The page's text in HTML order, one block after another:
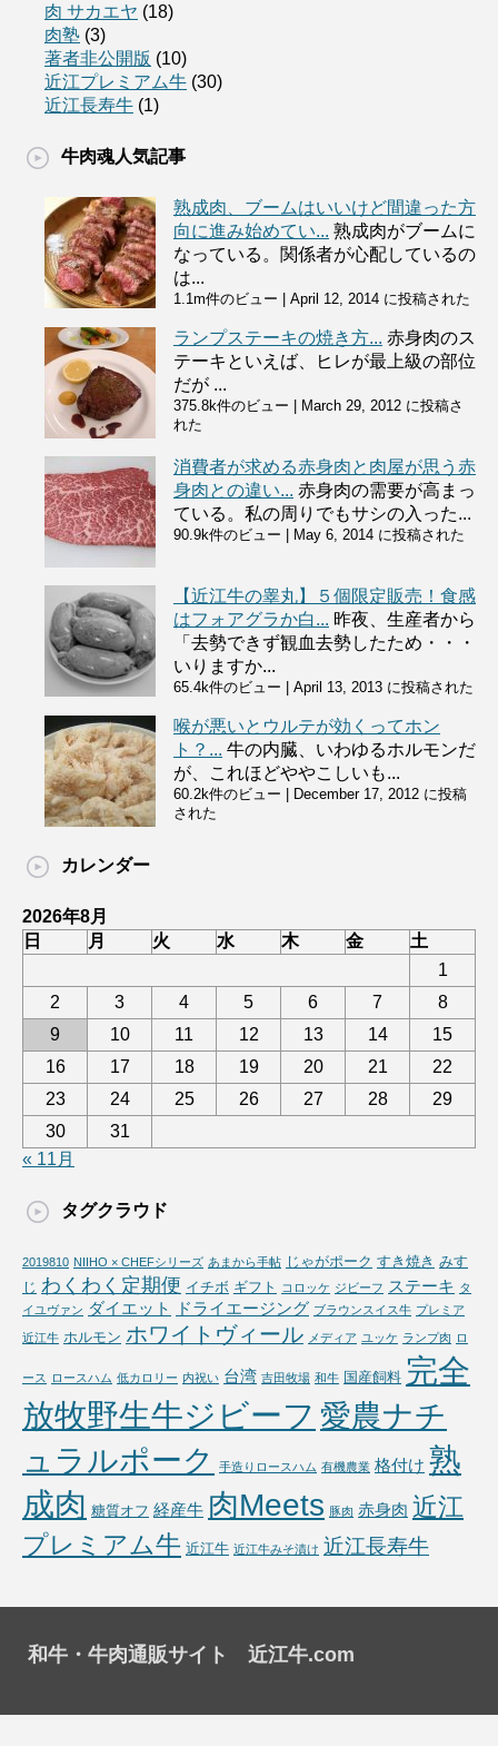
肉 サカエヤ (18)
肉塾 (3)
著者非公開版 (10)
近江プレミアム牛 (30)
近江長寿牛 (1)
牛肉魂人気記事
熟成肉、ブームはいいけど間違った方
向に進み始めてい... 熟成肉がブームに
なっている。関係者が心配しているの
は...
1.1m件のビュー April 12, 2014 に投稿された
ランプステーキの焼き方... 赤身肉のス
テーキといえば、ヒレが最上級の部位
だが ...
375.8k件のビュー
March 29, 2012 に投稿さ
れた
消費者が求める赤身肉と肉屋が思う赤
身肉との違い... 赤身肉の需要が高まっ
ている。私の周りでもサシの入った...
90.9k件のビュー May 6, 2014 に投稿された
【近江牛の睾丸】５個限定販売！食感
はフォアグラか白... 昨夜、生産者から
「去勢できず観血去勢したため・・・
いりますか...
65.4k件のビュー April 13, 2013 に投稿された
喉が悪いとウルテが効くってホン
ト？... 牛の内臓、いわゆるホルモンだ
が、これほどややこしいも...
60.2k件のビュー
December 17, 2012 に投稿
された
カレンダー
2026年8月
日
月 火 水 木 金
土
1
2
3 4 5 6 7
8
9
10 11 12 13 14
15
16
17 18 19 20 21
22
23
24 25 26 27 28
29
30
31
« 11月
タグクラウド
2019810 NIIHO × CHEFシリーズ あまから手帖 じゃがポーク すき焼き みす
じ わくわく定期便 イチボ ギフト コロッケ ジビーフ ステーキ タ
イユヴァン ダイエット ドライエージング ブラウンスイス牛 プレミア
近江牛 ホルモン ホワイトヴィール メディア ユッケ ランプ肉 ロ
ース ロースハム 低カロリー 内祝い 台湾 吉田牧場 和牛 国産飼料 完全
放牧野生牛ジビーフ 愛農ナチ
ュラルポーク
手造りロースハム 有機農業 格付け 熟
成肉 糖質オフ 経産牛 肉Meets 豚肉 赤身肉 近江
プレミアム牛 近江牛 近江牛みそ漬け 近江長寿牛
和牛・牛肉通販サイト 近江牛.com